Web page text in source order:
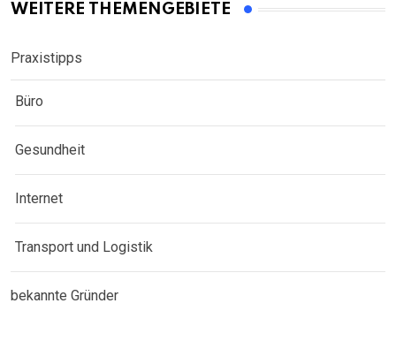
WEITERE THEMENGEBIETE
Praxistipps
Büro
Gesundheit
Internet
Transport und Logistik
bekannte Gründer